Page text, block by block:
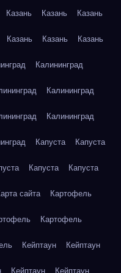
Казань Казань Казань
Казань Казань Казань
Калининград
Калининград
Калининград
Капуста Капуста
Капуста Капуста
сайта Картофель
Картофель
Кейптаун Кейптаун
Кейптаун Кейптаун